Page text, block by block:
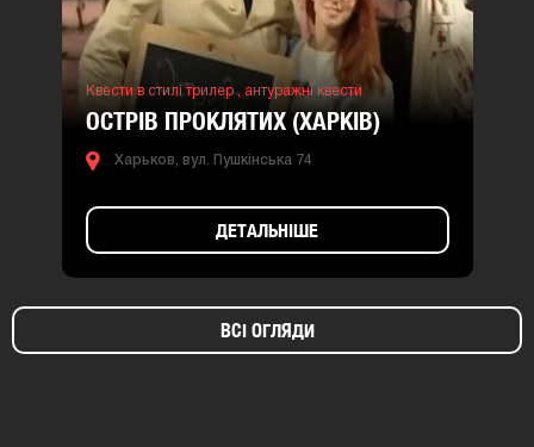
Квести в стилі трилер , антуражні квести
ОСТРІВ ПРОКЛЯТИХ (ХАРКІВ)
Харьков, вул. Пушкінська 74
ДЕТАЛЬНІШЕ
ВСІ ОГЛЯДИ